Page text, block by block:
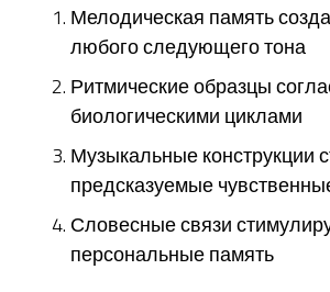
Мелодическая память
любого следующего тона
Ритмические образцы
биологическими циклами
Музыкальные конструкции
предсказуемые
Словесные связи
персональные память